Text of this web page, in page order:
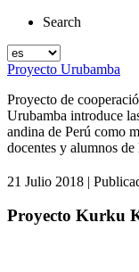
Search
Proyecto Urubamba
Proyecto de
Urubamba introduce
andina de Perú como
docentes y alumnos
21 Julio 2018 |
Proyecto Kurku